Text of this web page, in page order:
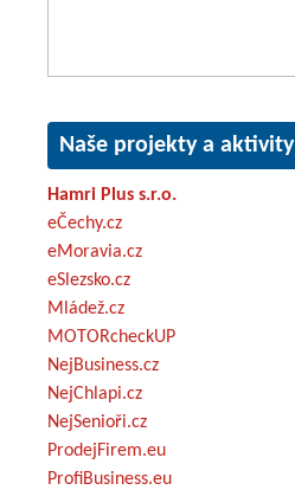
Naše projekty a aktivity
Hamri Plus s.r.o.
eČechy.cz
eMoravia.cz
eSlezsko.cz
Mládež.cz
MOTORcheckUP
NejBusiness.cz
NejChlapi.cz
NejSenioři.cz
ProdejFirem.eu
ProfiBusiness.eu